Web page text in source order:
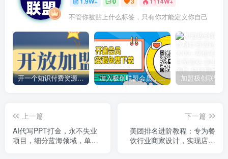
不管你被贴上什么标签，只有你才能定义你自己
开一个知识付费资源网站，小白也能日入1000+ 加入极创联盟会员，全站资源免费学习。
上一篇
AI代写PPT打金，永不失业
项目，细分蓝海领域，单日
下一篇
美团排名进阶教程：专为餐
饮行业商家设计，实现店铺